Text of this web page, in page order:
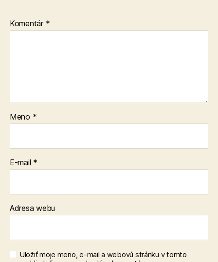
Komentár *
Meno *
E-mail *
Adresa webu
Uložiť moje meno, e-mail a webovú stránku v tomto